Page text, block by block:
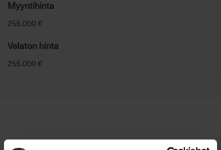
Myyntihinta
255.000 €
Velaton hinta
255.000 €
Huoneisto